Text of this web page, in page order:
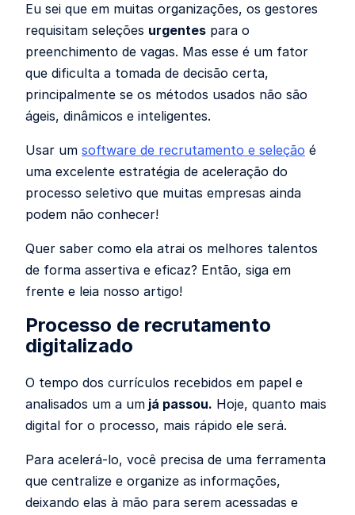
Eu sei que em muitas organizações, os gestores
requisitam seleções urgentes para o
preenchimento de vagas. Mas esse é um fator
que dificulta a tomada de decisão certa,
principalmente se os métodos usados não são
ágeis, dinâmicos e inteligentes.
Usar um software de recrutamento e seleção é
uma excelente estratégia de aceleração do
processo seletivo que muitas empresas ainda
podem não conhecer!
Quer saber como ela atrai os melhores talentos
de forma assertiva e eficaz? Então, siga em
frente e leia nosso artigo!
Processo de recrutamento
digitalizado
O tempo dos currículos recebidos em papel e
analisados um a um já passou. Hoje, quanto mais
digital for o processo, mais rápido ele será.
Para acelerá-lo, você precisa de uma ferramenta
que centralize e organize as informações,
deixando elas à mão para serem acessadas e